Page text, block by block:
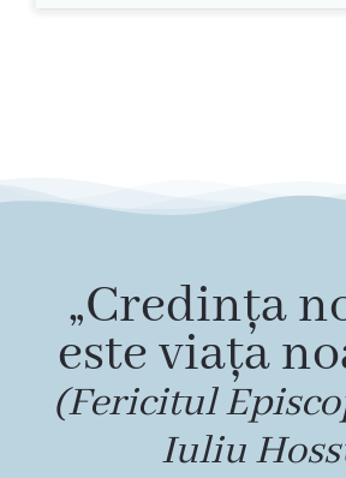
„Credința
este viața
(Fericitul
Iuliu